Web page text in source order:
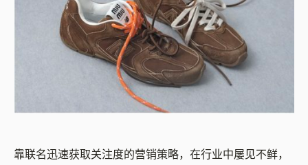
靠联名迅速获取关注度的营销策略，在行业中屡见不鲜，